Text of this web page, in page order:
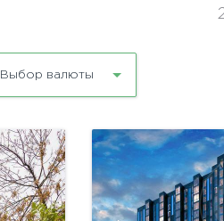
Выбор валюты